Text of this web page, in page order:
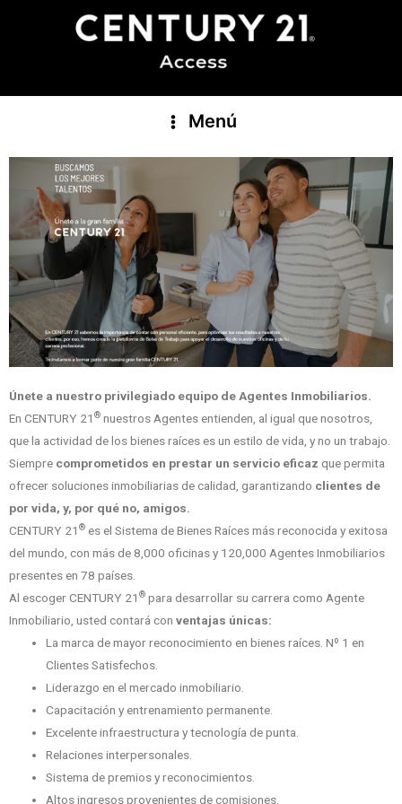
Menú
Únete a nuestro privilegiado equipo de Agentes Inmobiliarios.
En CENTURY 21 ® nuestros Agentes entienden, al igual que nosotros,
que la actividad de los bienes raíces es un estilo de vida, y no un trabajo.
Siempre comprometidos en prestar un servicio eficaz que permita
ofrecer soluciones inmobiliarias de calidad, garantizando clientes de
por vida, y, por qué no, amigos.
CENTURY 21 ® es el Sistema de Bienes Raíces más reconocida y exitosa
del mundo, con más de 8,000 oficinas y 120,000 Agentes Inmobiliarios
presentes en 78 países.
Al escoger CENTURY 21 ® para desarrollar su carrera como Agente
Inmobiliario, usted contará con ventajas únicas:
La marca de mayor reconocimiento en bienes raíces. Nº 1 en
Clientes Satisfechos.
Liderazgo en el mercado inmobiliario.
Capacitación y entrenamiento permanente.
Excelente infraestructura y tecnología de punta.
Relaciones interpersonales.
Sistema de premios y reconocimientos.
Altos ingresos provenientes de comisiones.